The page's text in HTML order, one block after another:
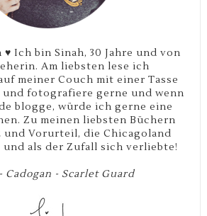
Ich bin Sinah, 30 Jahre und von
Am liebsten lese ich
meiner Couch mit einer Tasse
und fotografiere gerne und wenn
blogge, würde ich gerne eine
Zu meinen liebsten Büchern
und Vorurteil, die Chicagoland
und als der Zufall sich verliebte!
Cadogan - Scarlet Guard